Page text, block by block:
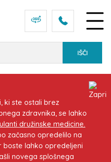
ki ste ostali brez
zdravnika, se lahko
družinske medicine.
začasno opredelilo na
boste lahko opredeljeni
novega splošnega